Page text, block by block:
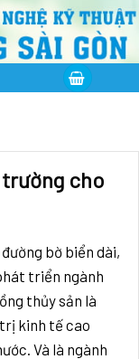
cho
bờ biển dài,
triển ngành
thủy sản là
kinh tế cao
Và là ngành